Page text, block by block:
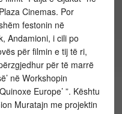
Cinemas. Por
festonin në
Andamioni, i cili po
për filmin e tij të ri,
për të marrë
në Workshopin
Europe’ ”. Kështu
Muratajn me projektin